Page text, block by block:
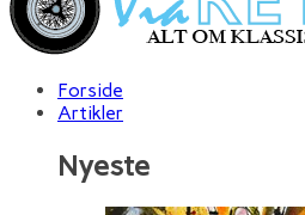
Forside
Artikler
Nyeste